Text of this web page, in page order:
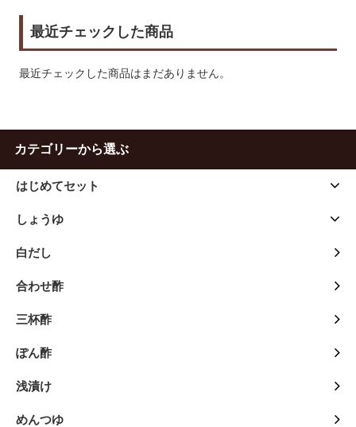
最近チェックした商品
最近チェックした商品はまだありません。
カテゴリーから選ぶ
はじめてセット
しょうゆ
白だし
合わせ酢
三杯酢
ぽん酢
浅漬け
めんつゆ